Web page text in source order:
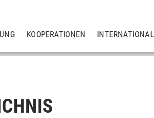
KOOPERATIONEN INTERNATIONAL